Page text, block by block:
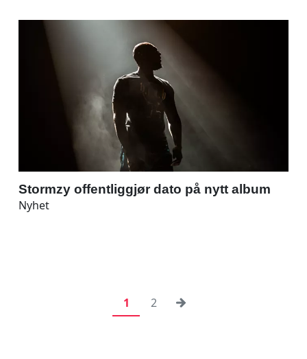
Stormzy offentliggjør dato på nytt album
Nyhet
1 2